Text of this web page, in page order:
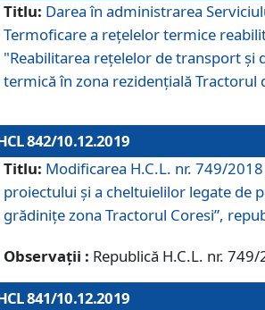
Titlu: Darea în administrarea
Termoficare a rețelelor termice
"Reabilitarea reţelelor de transport şi
termică în zona rezidenţială Tractorul
842/10.12.2019
Titlu: Modificarea H.C.L. nr. 749/
proiectului și a cheltuielilor legate de
grădinițe zona Tractorul Coresi”,
Observații : Republică H.C.L. nr.
841/10.12.2019